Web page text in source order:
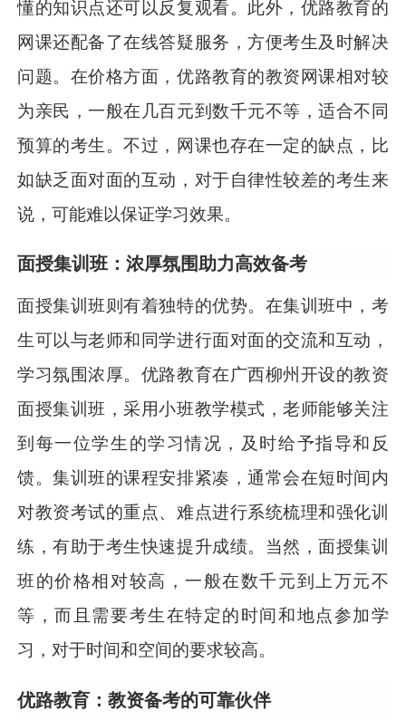
懂的知识点还可以反复观看。此外，优路教育的
网课还配备了在线答疑服务，方便考生及时解决
问题。在价格方面，优路教育的教资网课相对较
为亲民，一般在几百元到数千元不等，适合不同
预算的考生。不过，网课也存在一定的缺点，比
如缺乏面对面的互动，对于自律性较差的考生来
说，可能难以保证学习效果。
面授集训班：浓厚氛围助力高效备考
面授集训班则有着独特的优势。在集训班中，考
生可以与老师和同学进行面对面的交流和互动，
学习氛围浓厚。优路教育在广西柳州开设的教资
面授集训班，采用小班教学模式，老师能够关注
到每一位学生的学习情况，及时给予指导和反
馈。集训班的课程安排紧凑，通常会在短时间内
对教资考试的重点、难点进行系统梳理和强化训
练，有助于考生快速提升成绩。当然，面授集训
班的价格相对较高，一般在数千元到上万元不
等，而且需要考生在特定的时间和地点参加学
习，对于时间和空间的要求较高。
优路教育：教资备考的可靠伙伴